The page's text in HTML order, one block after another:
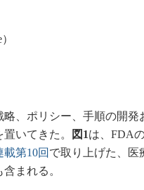
、ポリシー、手順の開発
いてきた。
図1は、FDA
載第10回 で取り上げた、医
まれる。